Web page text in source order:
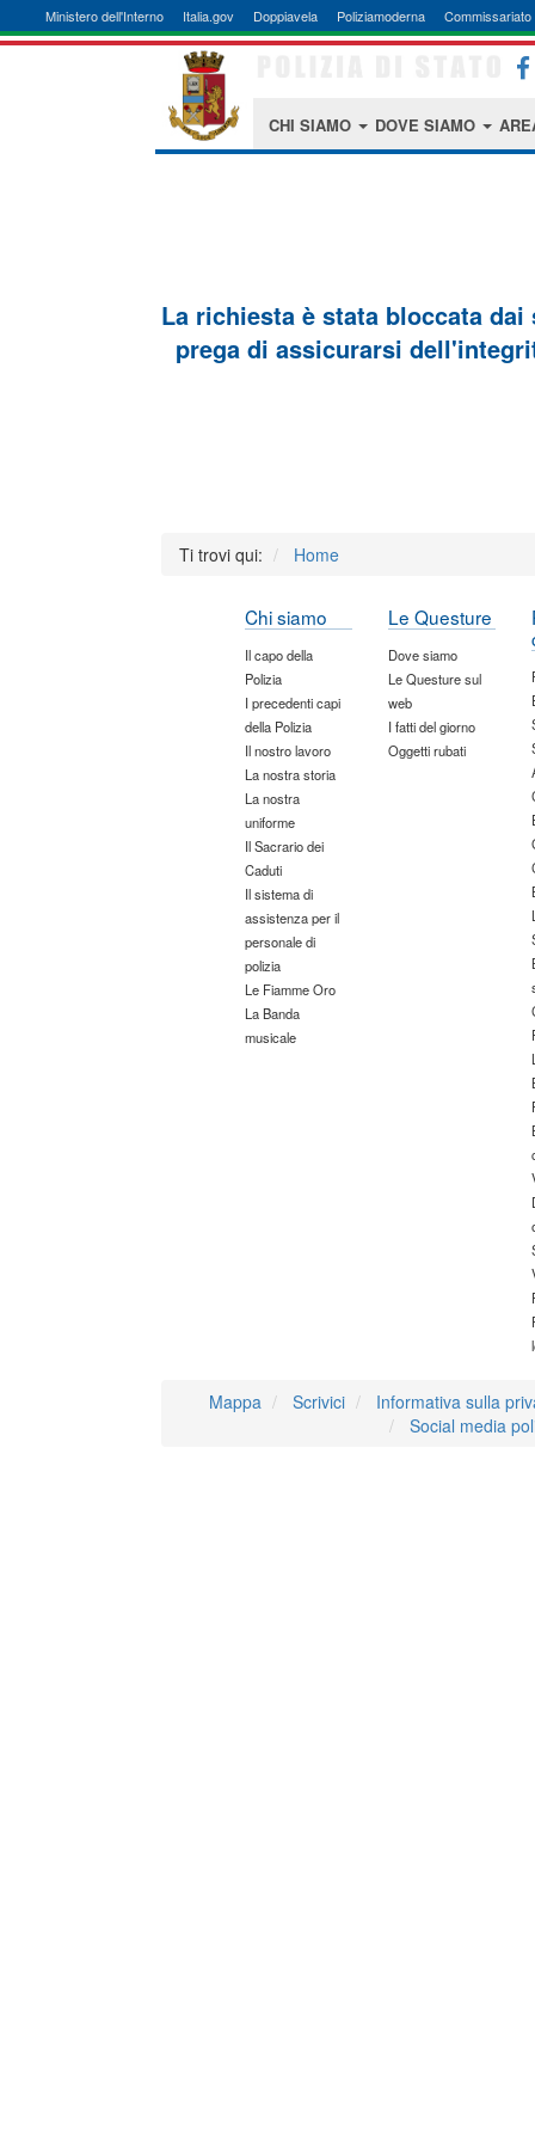
Ministero dell'Interno Italia.gov Doppiavela Poliziamoderna Commissariato
CHI SIAMO DOVE SIAMO
La richiesta è stata bloccata
prega di assicurarsi
Ti trovi qui: Home
Chi siamo
Il capo della
Polizia
I precedenti capi
della Polizia
Il nostro lavoro
La nostra storia
La nostra
uniforme
Il Sacrario dei
Caduti
Il sistema di
assistenza per il
personale di
polizia
Le Fiamme Oro
La Banda
musicale
Le Questure
Dove siamo
Le Questure sul
web
I fatti del giorno
Oggetti rubati
Mappa Scrivici
Informativa sulla
Social media